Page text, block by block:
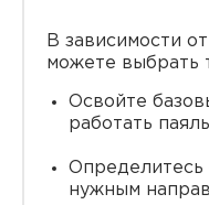
В зависимости
можете выбрать
Освойте
работать
Определитесь
нужным